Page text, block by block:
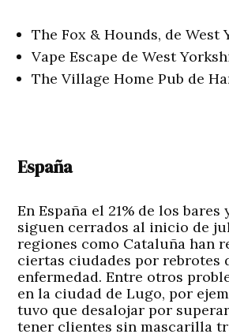
The Fox & Hounds, de West
Vape Escape de West
The Village Home Pub de
España
En España el 21% de los
siguen cerrados al inicio de
regiones como Cataluña han
ciertas ciudades por rebrotes
enfermedad. Entre otros
en la ciudad de Lugo, por
tuvo que desalojar por
tener clientes sin mascarilla